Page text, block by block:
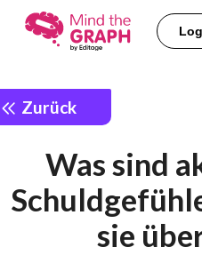
Zurück
Was sind
sie